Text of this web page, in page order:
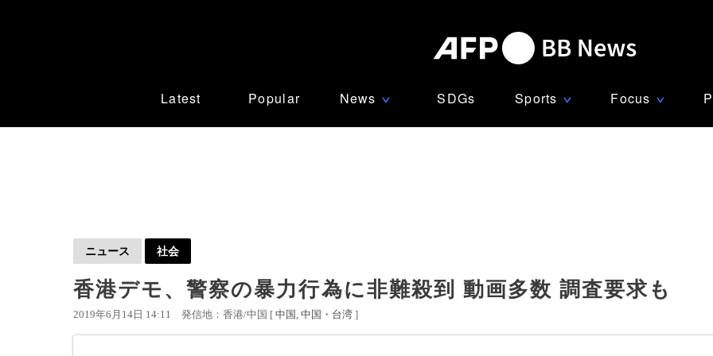
Latest Popular News ∨ SDGs Sports ∨ Focus ∨
ニュース 社会
香港デモ、警察の暴力行為に非難殺到 動画多数 調査要求も
2019年6月14日 14:11 発信地：香港/中国 [ 中国 中国・台湾 ]